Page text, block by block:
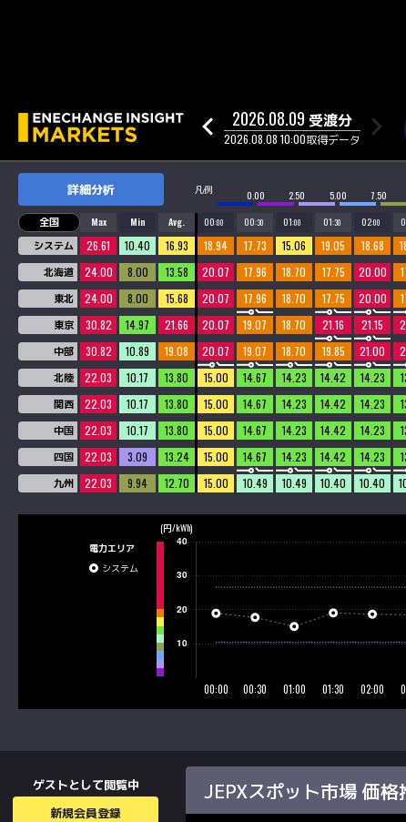
2026.08.09 受渡分
2026.08.08 10:00取得データ
詳細分析 凡例 0.00 2.50 5.00 7.50
全国 Max Min Avg. 00:00 00:30 01:00 01:30 02:00
システム 26.61 10.40 16.93 18.94 17.73 15.06 19.05 18.68
北海道 24.00 8.00 13.58 20.07 17.96 18.70 17.75 20.00
東北 24.00 8.00 15.68 20.07 17.96 18.70 17.75 20.00
東京 30.82 14.97 21.66 20.07 19.07 18.70 21.16 21.15
中部 30.82 10.89 19.08 20.07 19.07 18.70 19.85 21.00
北陸 22.03 10.17 13.80 15.00 14.67 14.23 14.42 14.23
関西 22.03 10.17 13.80 15.00 14.67 14.23 14.42 14.23
中国 22.03 10.17 13.80 15.00 14.67 14.23 14.42 14.23
四国 22.03 3.09 13.24 15.00 14.67 14.23 14.42 14.23
九州 22.03 9.94 12.70 15.00 10.49 10.49 10.40 10.40
(円/kWh)
電力エリア
システム
ゲストとして閲覧中
新規会員登録
JEPXスポット市場 価格